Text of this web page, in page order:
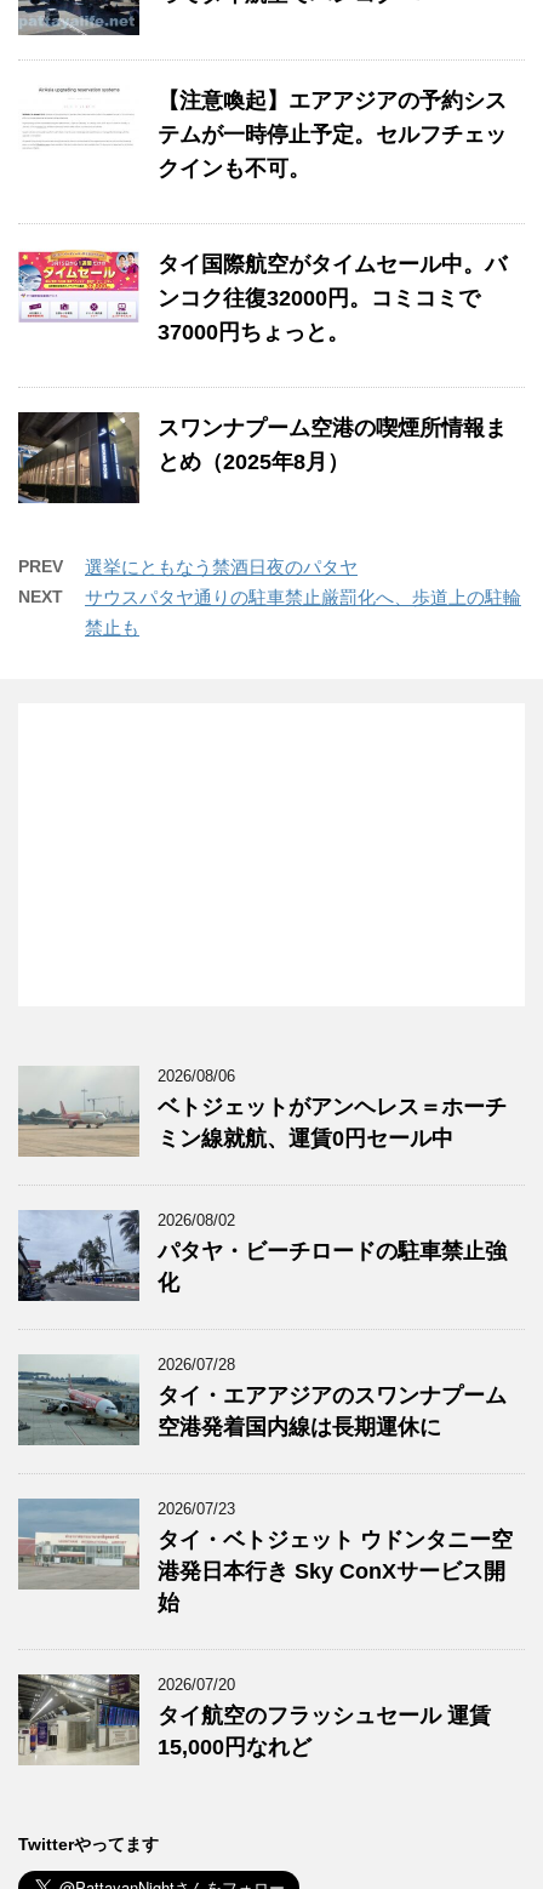
【注意喚起】エアアジアの予約シス
テムが一時停止予定。セルフチェッ
クインも不可。
タイ国際航空がタイムセール中。バ
ンコク往復32000円。コミコミで
37000円ちょっと。
スワンナプーム空港の喫煙所情報ま
とめ（2025年8月）
PREV 選挙にともなう禁酒日夜のパタヤ
NEXT
サウスパタヤ通りの駐車禁止厳罰化へ、歩道上の駐輪
禁止も
2026/08/06
ベトジェットがアンヘレス＝ホーチ
ミン線就航、運賃0円セール中
2026/08/02
パタヤ・ビーチロードの駐車禁止強
化
2026/07/28
タイ・エアアジアのスワンナプーム
空港発着国内線は長期運休に
2026/07/23
タイ・ベトジェット ウドンタニー空
港発日本行き Sky ConXサービス開
始
2026/07/20
タイ航空のフラッシュセール 運賃
15,000円なれど
Twitterやってます